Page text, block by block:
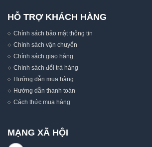
HỖ TRỢ KHÁCH HÀNG
Chính sách bảo mật thông tin
Chính sách vận chuyển
Chính sách giao hàng
Chính sách đổi trả hàng
Hướng dẫn mua hàng
Hướng dẫn thanh toán
Cách thức mua hàng
MẠNG XÃ HỘI